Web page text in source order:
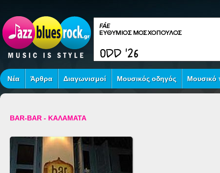
Νέα Άρθρα Διαγωνισμοί Μουσικός οδηγός Μουσικό
BAR-BAR - ΚΑΛΑΜΑΤΑ